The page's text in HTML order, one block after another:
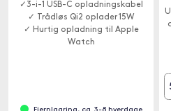
✓3-i-1 USB-C opladningskabel
✓ Trådløs Qi2 oplader 15W
✓ Hurtig opladning til Apple
Watch